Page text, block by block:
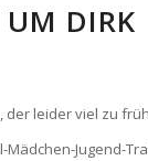
UM DIRK
der leider viel zu
Mädchen-Jugend-